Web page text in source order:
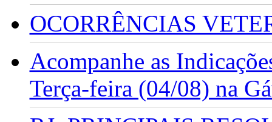
OCORRÊNCIAS
Acompanhe as
Terça-feira (04/08) na